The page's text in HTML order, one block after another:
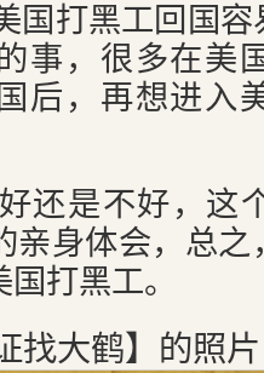
国打黑工回国
事，很多在美
后，再想进入
还是不好，这
亲身体会，总
打黑工。
找大鹤】的照片